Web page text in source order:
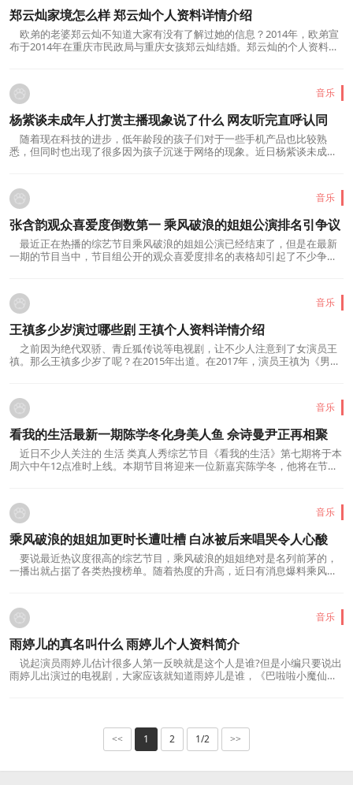
郑云灿家境怎么样 郑云灿个人资料详情介绍
欧弟的老婆郑云灿不知道大家有没有了解过她的信息？2014年，欧弟宣
布于2014年在重庆市民政局与重庆女孩郑云灿结婚。郑云灿的个人资料、
音乐
杨紫谈未成年人打赏主播现象说了什么 网友听完直呼认同
随着现在科技的进步，低年龄段的孩子们对于一些手机产品也比较熟
悉，但同时也出现了很多因为孩子沉迷于网络的现象。近日杨紫谈未成年
音乐
张含韵观众喜爱度倒数第一 乘风破浪的姐姐公演排名引争议
最近正在热播的综艺节目乘风破浪的姐姐公演已经结束了，但是在最新
一期的节目当中，节目组公开的观众喜爱度排名的表格却引起了不少争
音乐
王禛多少岁演过哪些剧 王禛个人资料详情介绍
之前因为绝代双骄、青丘狐传说等电视剧，让不少人注意到了女演员王
禛。那么王禛多少岁了呢？在2015年出道。在2017年，演员王禛为《男人
音乐
看我的生活最新一期陈学冬化身美人鱼 佘诗曼尹正再相聚
近日不少人关注的 生活 类真人秀综艺节目《看我的生活》第七期将于本
周六中午12点准时上线。本期节目将迎来一位新嘉宾陈学冬，他将在节目
音乐
乘风破浪的姐姐加更时长遭吐槽 白冰被后来唱哭令人心酸
要说最近热议度很高的综艺节目，乘风破浪的姐姐绝对是名列前茅的，
一播出就占据了各类热搜榜单。随着热度的升高，近日有消息爆料乘风破
音乐
雨婷儿的真名叫什么 雨婷儿个人资料简介
说起演员雨婷儿估计很多人第一反映就是这个人是谁?但是小编只要说出
雨婷儿出演过的电视剧，大家应该就知道雨婷儿是谁，《巴啦啦小魔仙》
<< 1 2 1/2 >>